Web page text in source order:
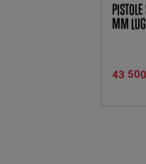
MM
43